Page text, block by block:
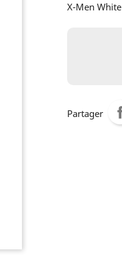
X-Men
Partager